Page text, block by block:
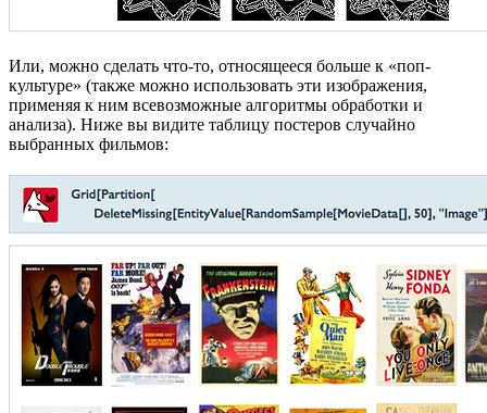
Или, можно сделать что-то, относящееся больше к «поп-
культуре» (также можно использовать эти изображения,
применяя к ним всевозможные алгоритмы обработки и
анализа). Ниже вы видите таблицу постеров случайно
выбранных фильмов: